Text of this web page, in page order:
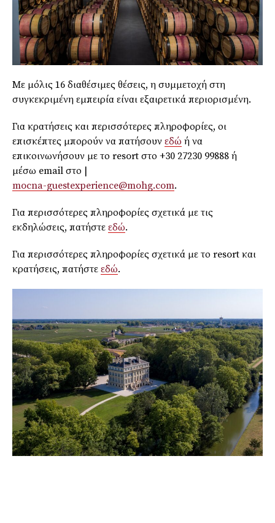
Με μόλις 16 διαθέσιμες θέσεις, η συμμετοχή στη
συγκεκριμένη εμπειρία είναι εξαιρετικά περιορισμένη.
Για κρατήσεις και περισσότερες πληροφορίες, οι
επισκέπτες μπορούν να πατήσουν εδώ ή να
επικοινωνήσουν με το resort στο +30 27230 99888 ή
μέσω email στο |
mocna-guestexperience@mohg.com.
Για περισσότερες πληροφορίες σχετικά με τις
εκδηλώσεις, πατήστε εδώ.
Για περισσότερες πληροφορίες σχετικά με το resort και
κρατήσεις, πατήστε εδώ.